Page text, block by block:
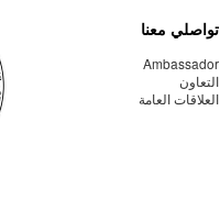
تواصلي معنا
Ambassador
التعاون
العلاقات العامة